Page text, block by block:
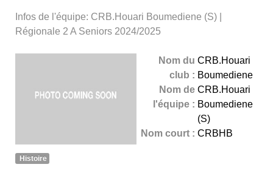
Infos de l'équipe: CRB.Houari Boumediene (S) |
Régionale 2 A Seniors 2024/2025
Nom du
club :
CRB.Houari
Boumediene
Nom de
l'équipe :
CRB.Houari
Boumediene
(S)
Nom court : CRBHB
Histoire